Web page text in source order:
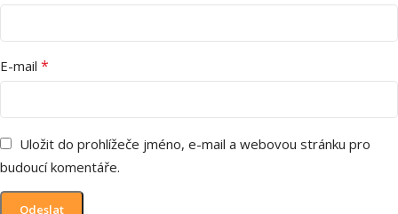
E-mail *
Uložit do prohlížeče jméno, e-mail a webovou stránku pro
budoucí komentáře.